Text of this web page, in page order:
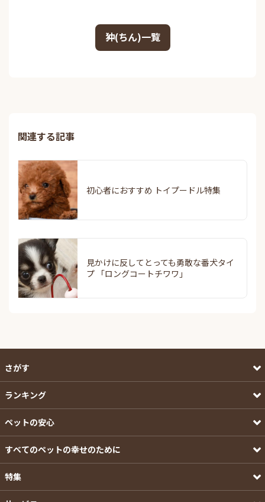
狆(ちん)一覧
関連する記事
初心者におすすめ トイプードル特集
見かけに反してとっても勇敢な番犬タイ
プ 「ロングコートチワワ」
さがす
ランキング
ペットの安心
すべてのペットの幸せのために
特集